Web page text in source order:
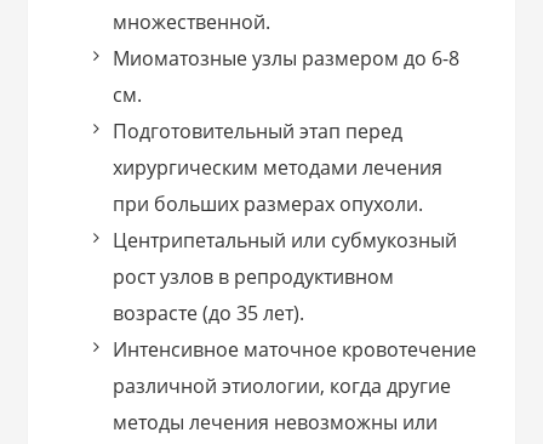
множественной.
Миоматозные узлы размером до 6-8
см.
Подготовительный этап перед
хирургическим методами лечения
при больших размерах опухоли.
Центрипетальный или субмукозный
рост узлов в репродуктивном
возрасте (до 35 лет).
Интенсивное маточное кровотечение
различной этиологии, когда другие
методы лечения невозможны или